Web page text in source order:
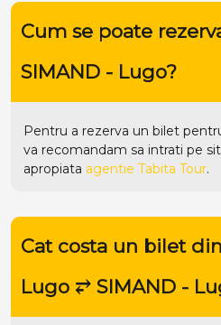
Cum se poate
SIMAND - Lugo?
Pentru a rezerva un bilet
va recomandam sa intrati pe
apropiata agentie Tabita Tour.
Cat costa un bilet
Lugo ⥂ SIMAND -